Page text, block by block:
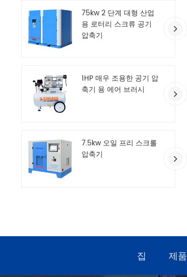
75kw 2 단계 대형 산업
용 로터리 스크류 공기
압축기
1HP 매우 조용한 공기 압
축기 용 에어 브러시
7.5kw 오일 프리 스크롤
압축기
집 제품